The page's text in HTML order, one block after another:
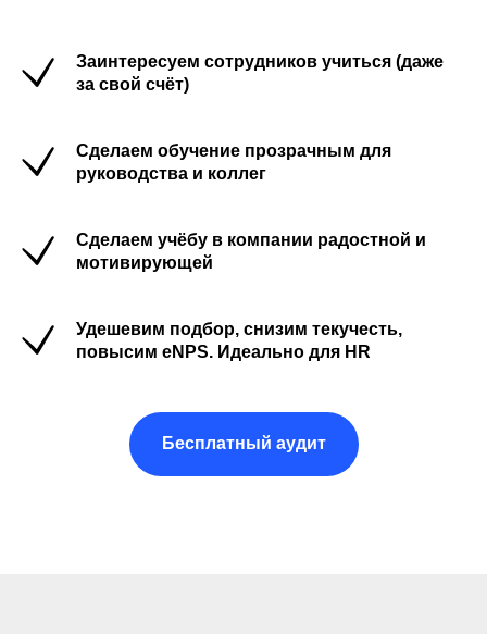
Заинтересуем сотрудников учиться (даже
за свой счёт)
Сделаем обучение прозрачным для
руководства и коллег
Сделаем учёбу в компании радостной и
мотивирующей
Удешевим подбор, снизим текучесть,
повысим eNPS. Идеально для HR
Бесплатный аудит